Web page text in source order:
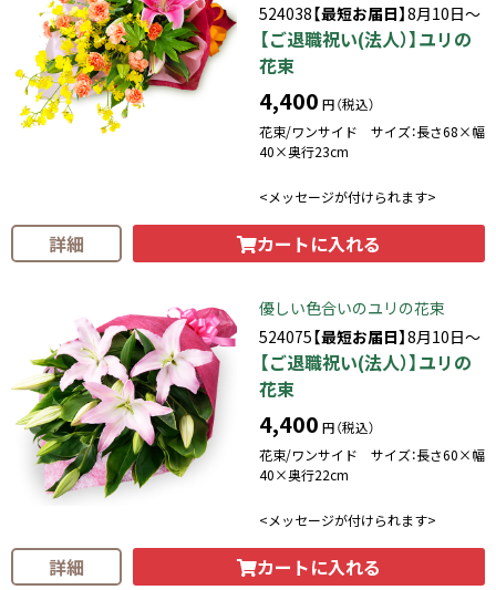
524038【最短お届日】8月10日～
【ご退職祝い(法人）】ユリの
花束
4,400 円（税込）
花束/ワンサイド サイズ：長さ68×幅
40×奥行23cm
<メッセージが付けられます>
詳細 カートに入れる
優しい色合いのユリの花束
524075【最短お届日】8月10日～
【ご退職祝い(法人）】ユリの
花束
4,400 円（税込）
花束/ワンサイド サイズ：長さ60×幅
40×奥行22cm
<メッセージが付けられます>
詳細 カートに入れる